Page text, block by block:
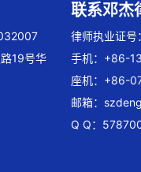
19号华
联系邓杰
律师执业证
手机：+86-
座机：+86-
邮箱：
Q Q：